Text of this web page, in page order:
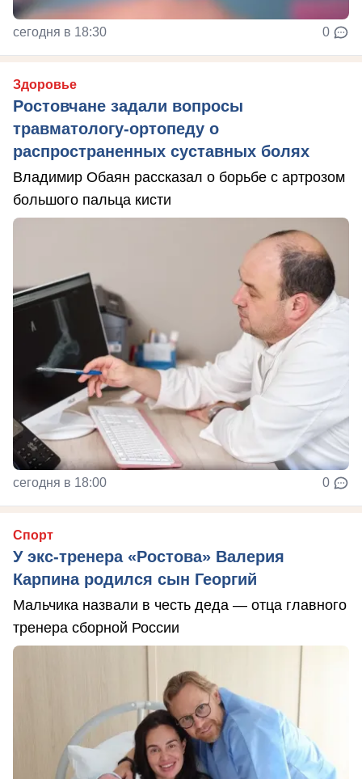
сегодня в 18:30 0
Здоровье
Ростовчане задали вопросы
травматологу-ортопеду о
распространенных суставных болях
Владимир Обаян рассказал о борьбе с артрозом
большого пальца кисти
сегодня в 18:00 0
Спорт
У экс-тренера «Ростова» Валерия
Карпина родился сын Георгий
Мальчика назвали в честь деда — отца главного
тренера сборной России